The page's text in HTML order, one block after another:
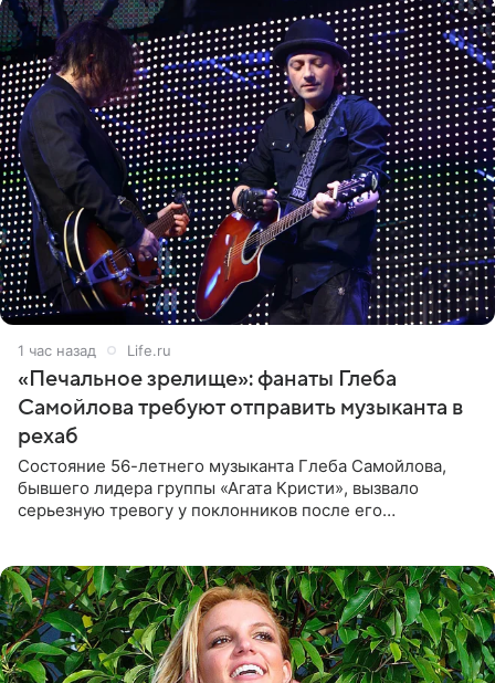
1 час назад Life.ru
«Печальное зрелище»: фанаты Глеба
Самойлова требуют отправить музыканта в
рехаб
Состояние 56-летнего музыканта Глеба Самойлова,
бывшего лидера группы «Агата Кристи», вызвало
серьезную тревогу у поклонников после его